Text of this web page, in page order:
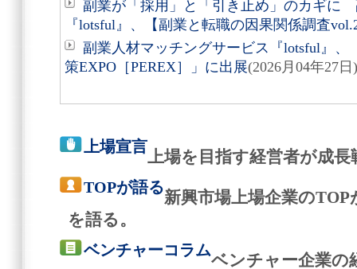
副業が「採用」と「引き止め」のカギに
『lotsful』、【副業と転職の因果関係調査
副業人材マッチングサービス『lotsful』、
策EXPO［PEREX］」に出展(2026月04年27日)
上場宣言
上場を目指す経営者が成
TOPが語る
新興市場上場企業の
を語る。
ベンチャーコラム
ベンチャー企業の